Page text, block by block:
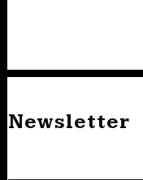
Newsletter